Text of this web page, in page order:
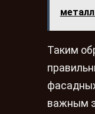
Таким
важным